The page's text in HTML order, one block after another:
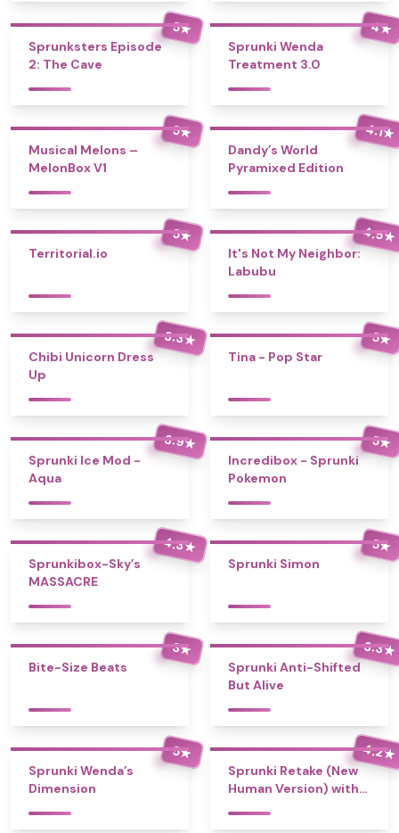
5★
Sprunksters Episode
2: The Cave
4★
Sprunki Wenda
Treatment 3.0
5★
Musical Melons –
MelonBox V1
4.1★
Dandy’s World
Pyramixed Edition
5★
Territorial.io
4.5★
It's Not My Neighbor:
Labubu
3.3★
Chibi Unicorn Dress
Up
5★
Tina - Pop Star
3.9★
Sprunki Ice Mod -
Aqua
5★
Incredibox - Sprunki
Pokemon
4.3★
Sprunkibox-Sky’s
MASSACRE
5★
Sprunki Simon
3★
Bite-Size Beats
3.3★
Sprunki Anti-Shifted
But Alive
5★
Sprunki Wenda’s
Dimension
4.2★
Sprunki Retake (New
Human Version) with